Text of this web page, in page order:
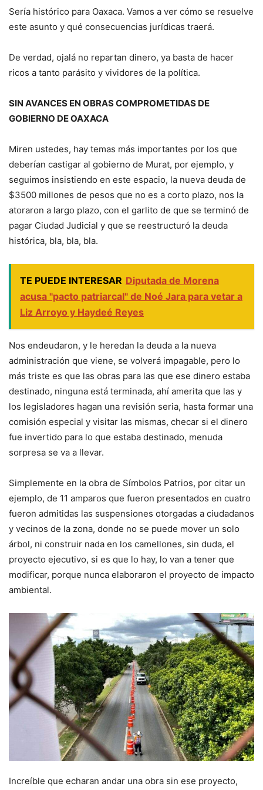
Sería histórico para Oaxaca. Vamos a ver cómo se resuelve
este asunto y qué consecuencias jurídicas traerá.
De verdad, ojalá no repartan dinero, ya basta de hacer
ricos a tanto parásito y vividores de la política.
SIN AVANCES EN OBRAS COMPROMETIDAS DE
GOBIERNO DE OAXACA
Miren ustedes, hay temas más importantes por los que
deberían castigar al gobierno de Murat, por ejemplo, y
seguimos insistiendo en este espacio, la nueva deuda de
$3500 millones de pesos que no es a corto plazo, nos la
atoraron a largo plazo, con el garlito de que se terminó de
pagar Ciudad Judicial y que se reestructuró la deuda
histórica, bla, bla, bla.
TE PUEDE INTERESAR Diputada de Morena
acusa "pacto patriarcal" de Noé Jara para vetar a
Liz Arroyo y Haydeé Reyes
Nos endeudaron, y le heredan la deuda a la nueva
administración que viene, se volverá impagable, pero lo
más triste es que las obras para las que ese dinero estaba
destinado, ninguna está terminada, ahí amerita que las y
los legisladores hagan una revisión seria, hasta formar una
comisión especial y visitar las mismas, checar si el dinero
fue invertido para lo que estaba destinado, menuda
sorpresa se va a llevar.
Simplemente en la obra de Símbolos Patrios, por citar un
ejemplo, de 11 amparos que fueron presentados en cuatro
fueron admitidas las suspensiones otorgadas a ciudadanos
y vecinos de la zona, donde no se puede mover un solo
árbol, ni construir nada en los camellones, sin duda, el
proyecto ejecutivo, si es que lo hay, lo van a tener que
modificar, porque nunca elaboraron el proyecto de impacto
ambiental.
Increíble que echaran andar una obra sin ese proyecto,